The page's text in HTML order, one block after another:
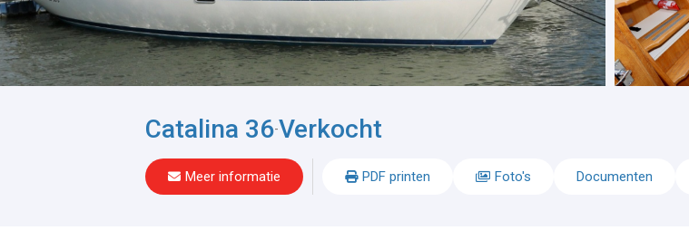
Catalina 36-Verkocht
Meer informatie PDF printen Foto's Documenten